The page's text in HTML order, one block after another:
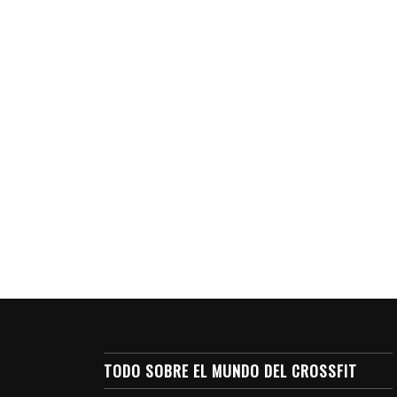
TODO SOBRE EL MUNDO DEL CROSSFIT